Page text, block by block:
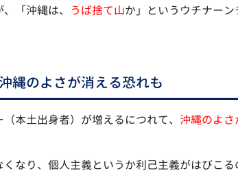
「沖縄は、
うば捨て山か」というウチナー
縄のよさが消える恐れも
本土出身者）が増えるにつれて、 沖縄のよさ
なり、個人主義というか利己主義がはびこ